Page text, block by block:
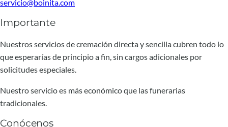
servicio@boinita.com
Importante
Nuestros servicios de cremación directa y sencilla cubren todo lo
que esperarías de principio a fin, sin cargos adicionales por
solicitudes especiales.
Nuestro servicio es más económico que las funerarias
tradicionales.
Conócenos